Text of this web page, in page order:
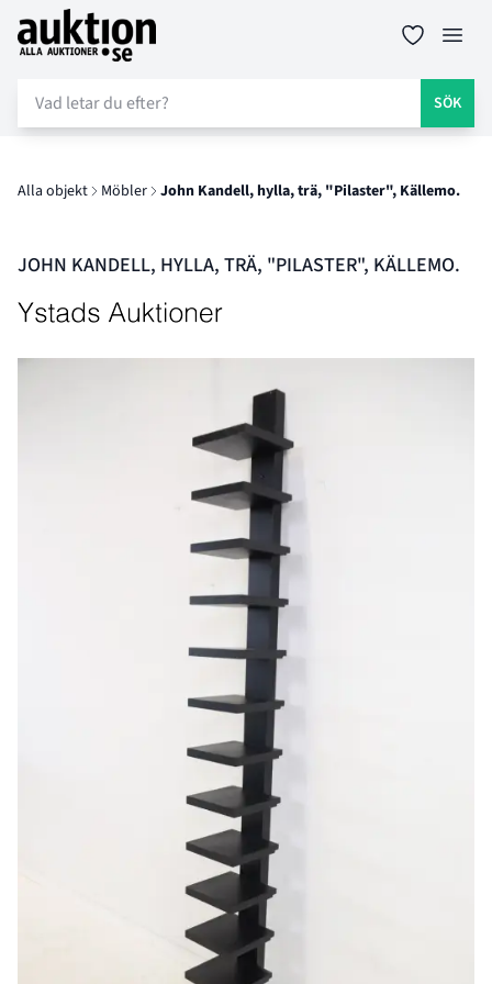
Auktion.se
SÖK
Alla objekt Möbler John Kandell, hylla, trä, "Pilaster", Källemo.
JOHN KANDELL, HYLLA, TRÄ, "PILASTER", KÄLLEMO.